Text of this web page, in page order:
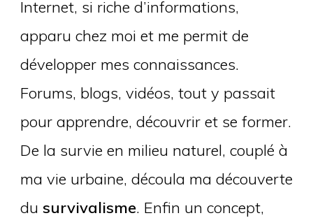
Internet, si riche d’informations,
apparu chez moi et me permit de
développer mes connaissances.
Forums, blogs, vidéos, tout y passait
pour apprendre, découvrir et se former.
De la survie en milieu naturel, couplé à
ma vie urbaine, découla ma découverte
du survivalisme. Enfin un concept,